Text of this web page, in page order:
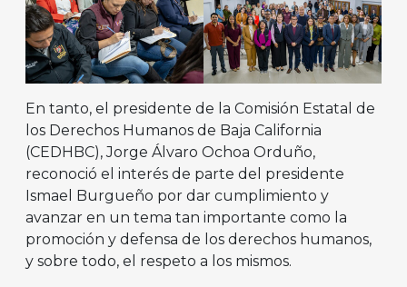
En tanto, el presidente de la Comisión Estatal de
los Derechos Humanos de Baja California
(CEDHBC), Jorge Álvaro Ochoa Orduño,
reconoció el interés de parte del presidente
Ismael Burgueño por dar cumplimiento y
avanzar en un tema tan importante como la
promoción y defensa de los derechos humanos,
y sobre todo, el respeto a los mismos.